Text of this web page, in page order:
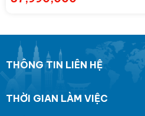
THÔNG TIN LIÊN HỆ
THỜI GIAN LÀM VIỆC